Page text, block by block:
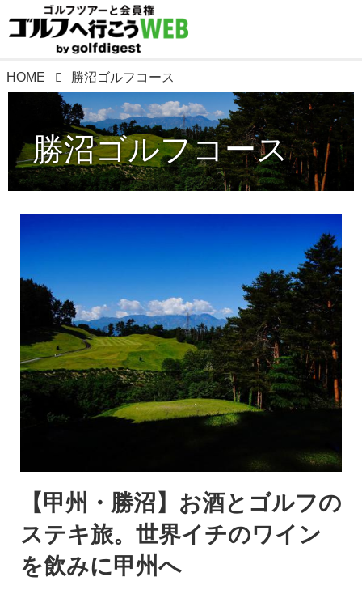
HOME 勝沼ゴルフコース
勝沼ゴルフコース
【甲州・勝沼】お酒とゴルフの
ステキ旅。世界イチのワイン
を飲みに甲州へ